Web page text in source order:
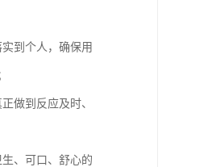
到个人，确保用
做到反应及时、
、可口、舒心的